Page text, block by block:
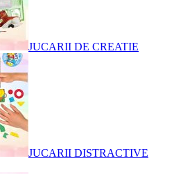
JUCARII DE CREATIE
JUCARII DISTRACTIVE